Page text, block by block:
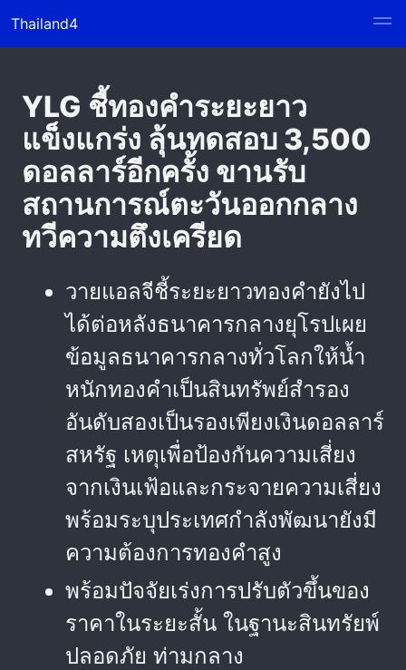
Thailand4
YLG ชี้ทองคำระยะยาว
แข็งแกร่ง ลุ้นทดสอบ 3,500
ดอลลาร์อีกครั้ง ขานรับ
สถานการณ์ตะวันออกกลาง
ทวีความตึงเครียด
วายแอลจีชี้ระยะยาวทองคำยังไป
ได้ต่อหลังธนาคารกลางยุโรปเผย
ข้อมูลธนาคารกลางทั่วโลกให้น้ำ
หนักทองคำเป็นสินทรัพย์สำรอง
อันดับสองเป็นรองเพียงเงินดอลลาร์
สหรัฐ เหตุเพื่อป้องกันความเสี่ยง
จากเงินเฟ้อและกระจายความเสี่ยง
พร้อมระบุประเทศกำลังพัฒนายังมี
ความต้องการทองคำสูง
พร้อมปัจจัยเร่งการปรับตัวขึ้นของ
ราคาในระยะสั้น ในฐานะสินทรัยพ์
ปลอดภัย ท่ามกลาง